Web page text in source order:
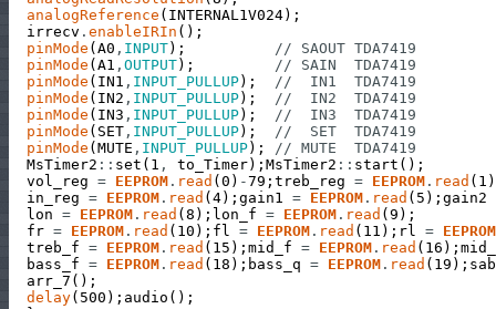
analogReference ( INTERNAL1V024) ;
irrecv . enableIRIn ( ) ;
pinMode (A0 , INPUT) ;
// SAOUT TDA7419
pinMode (A1 , OUTPUT) ;
// SAIN  TDA7419
pinMode ( IN1 , INPUT_PULLUP) ;
//  IN1  TDA7419
pinMode ( IN2 , INPUT_PULLUP) ;
//  IN2  TDA7419
pinMode ( IN3 , INPUT_PULLUP) ;
//  IN3  TDA7419
pinMode ( SET , INPUT_PULLUP) ;
//  SET  TDA7419
pinMode (MUTE , INPUT_PULLUP) ;
// MUTE  TDA7419
MsTimer2 : : set ( 1 , to_Timer) ; MsTimer2 : : start ( ) ;
vol_reg = EEPROM . read (0 ) -79 ; treb_reg = EEPROM . read ( 1 )
in_reg = EEPROM . read (4) ; gain1 = EEPROM . read ( 5 ) ; gain2
lon = EEPROM . read (8 ) ; lon_f = EEPROM . read (9 ) ;
fr = EEPROM . read ( 10 ) ; fl = EEPROM . read ( 11 ) ; rl = EEPROM
treb_f = EEPROM . read ( 15 ) ; mid_f = EEPROM . read ( 16 ) ;
bass_f = EEPROM . read ( 18 ) ; bass_q = EEPROM . read ( 19 ) ;
arr_7 ( ) ;
delay( 500 ) ; audio ( ) ;